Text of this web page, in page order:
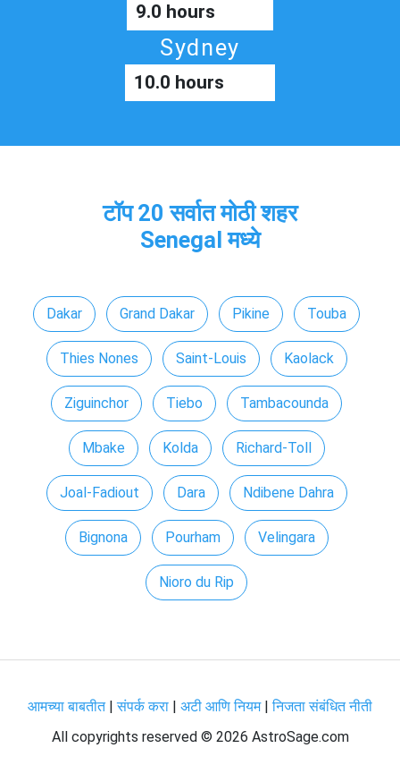
9.0 hours
Sydney
10.0 hours
टॉप 20 सर्वात मोठी शहर
Senegal मध्ये
Dakar Grand Dakar Pikine Touba
Thies Nones Saint-Louis Kaolack
Ziguinchor Tiebo Tambacounda
Mbake Kolda Richard-Toll
Joal-Fadiout Dara Ndibene Dahra
Bignona Pourham Velingara
Nioro du Rip
आमच्या बाबतीत |संपर्क करा अटी आणि नियम|निजता संबंधित नीती
All copyrights reserved © 2026 AstroSage.com